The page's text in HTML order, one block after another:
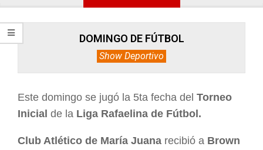
DOMINGO DE FÚTBOL
Show Deportivo
Este domingo se jugó la 5ta fecha del Torneo
Inicial de la Liga Rafaelina de Fútbol.
Club Atlético de María Juana recibió a Brown